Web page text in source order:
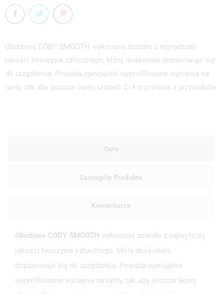
Obudowa COBY SMOOTH wykonana została z najwyższej
jakości tworzywa sztucznego, który doskonale dopasowuje się
do urządzenia. Posiada specjalnie wyprofilowane wycięcia na
ranty, tak aby jeszcze lepiej ułatwić Ci korzystanie z przycisków.
Opis
Szczegóły Produktu
Komentarze
Obudowa COBY SMOOTH wykonana została z najwyższej
jakości tworzywa sztucznego, który doskonale
dopasowuje się do urządzenia. Posiada specjalnie
wyprofilowane wycięcia na ranty, tak aby jeszcze lepiej